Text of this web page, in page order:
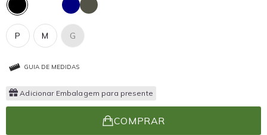
G
P M
GUIA DE MEDIDAS
Adicionar Embalagem para presente
COMPRAR